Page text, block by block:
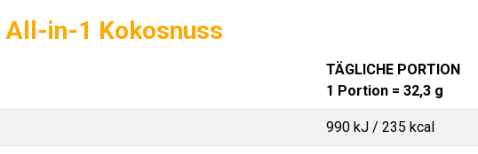
All-in-1 Kokosnuss
TÄGLICHE PORTION
1 Portion = 32,3 g
990 kJ / 235 kcal